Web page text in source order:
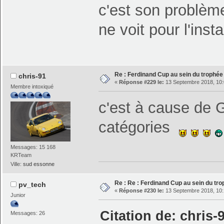
c'est son
ne voit pour
chris-91
Membre intoxiqué
Messages: 15 168
KRTeam
Ville:sud essonne
Re : Ferdinand Cup au sein du trophée
« Réponse #229 le: 13 Septembre 2018,
c'est à cause de
catégories
pv_tech
Junior
Messages: 26
Re : Re : Ferdinand Cup au sein du
« Réponse #230 le: 13 Septembre 2018,
Citation de: chris-